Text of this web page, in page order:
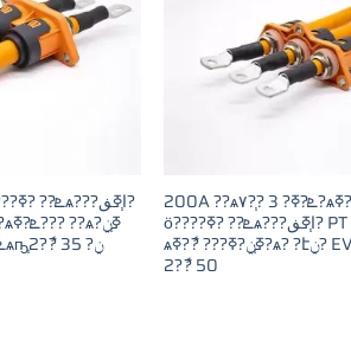
?ާ?ߧ?ѧ? ?էݧ? EV ?ܧѧҧ֧ݧ? 35 ?ާ?2
200A ??ѧ٧?֧? 3 ?ܧ?ߧ?ѧܧ?ߧ??? ?
ӧ????ܧ?? ?ߧѧ???ا֧ߧڧ? PT ??ѧ٧?֧? ??
ѧߧ֧ݧ?ߧ??? ?ާ?ߧ?ѧ? ?էݧ? EV ?ܧѧҧ֧ݧ?
50 ?ާ?2